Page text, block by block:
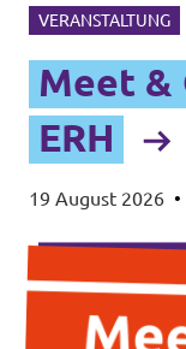
VERANSTALTUNG
Meet &
ERH
19 August 2026 •